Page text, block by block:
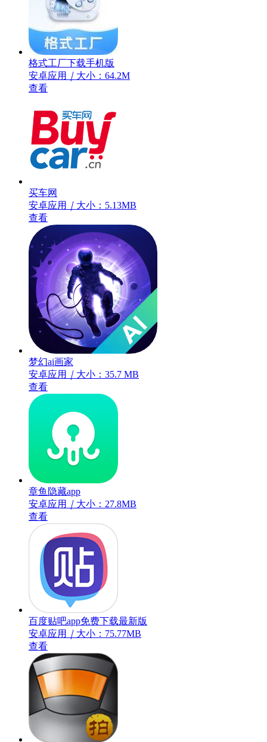
格式工厂下载手机版
安卓应用 ｜ 大小：64.2M
查看
买车网
安卓应用 ｜ 大小：5.13MB
查看
梦幻ai画家
安卓应用 ｜ 大小：35.7 MB
查看
章鱼隐藏app
安卓应用 ｜ 大小：27.8MB
查看
百度贴吧app免费下载最新版
安卓应用 ｜ 大小：75.77MB
查看